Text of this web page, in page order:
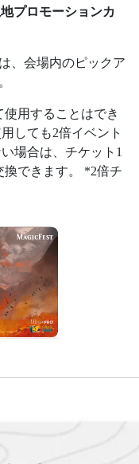
プロモーションカ
、会場内のピックア
用することはでき
しても2倍イベント
場合は、チケット1
できます。 *2倍チ